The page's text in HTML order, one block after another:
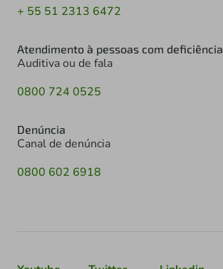
+ 55 51 2313 6472
Atendimento à pessoas com deficiência
Auditiva ou de fala
0800 724 0525
Denúncia
Canal de denúncia
0800 602 6918